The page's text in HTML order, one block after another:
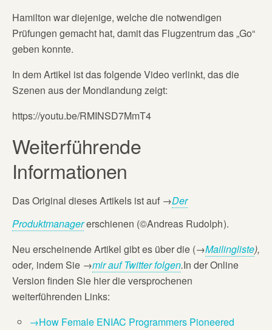
Hamilton war diejenige, welche die notwendigen
Prüfungen gemacht hat, damit das Flugzentrum das „Go“
geben konnte.
In dem Artikel ist das folgende Video verlinkt, das die
Szenen aus der Mondlandung zeigt:
https://youtu.be/RMINSD7MmT4
Weiterführende
Informationen
Das Original dieses Artikels ist auf →Der
Produktmanagererschienen (©Andreas Rudolph).
Neu erscheinende Artikel gibt es über die (→Mailingliste),
oder, indem Sie →mir auf Twitter folgen.In der Online
Version finden Sie hier die versprochenen
weiterführenden Links:
→How Female ENIAC Programmers Pioneered